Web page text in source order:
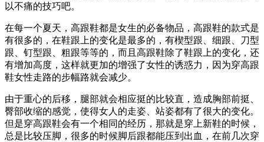
以不痛的技巧吧。
在每一个夏天，高跟鞋都是女生的必备物品，高跟鞋的款式是
有很多的，在鞋跟上的变化是最多的，有楔型跟、细跟、刀型
跟、钉型跟、粗跟等等的，而且高跟鞋除了鞋跟上的变化，还
有增加高度，这样就更加的增强了女性的诱惑力，因为穿高跟
鞋女性走路的步幅路就会减少。
由于重心的后移，腿部就会相应挺的比较直，造成胸部前挺、
臀部收缩的感觉，使得女人的走姿、站姿都有了很大的变化。
但是穿高跟鞋会有一个相同的经历，那就是穿上新鞋的时候，
总是比较压脚，很多的时候脚后跟都能压到出血，在前几次穿